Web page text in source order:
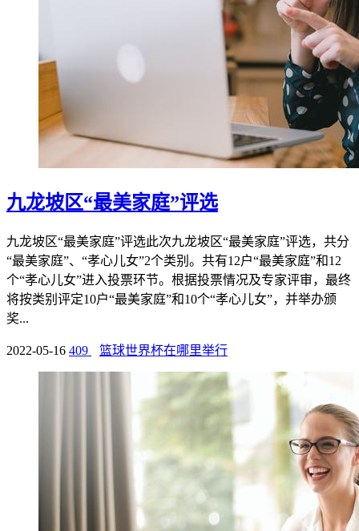
九龙坡区“最美家庭”评选
九龙坡区“最美家庭”评选此次九龙坡区“最美家庭”评选，共分
“最美家庭”、“孝心儿女”2个类别。共有12户“最美家庭”和12
个“孝心儿女”进入投票环节。根据投票情况及专家评审，最终
将按类别评定10户“最美家庭”和10个“孝心儿女”，并举办颁
奖...
2022-05-16 409 篮球世界杯在哪里举行